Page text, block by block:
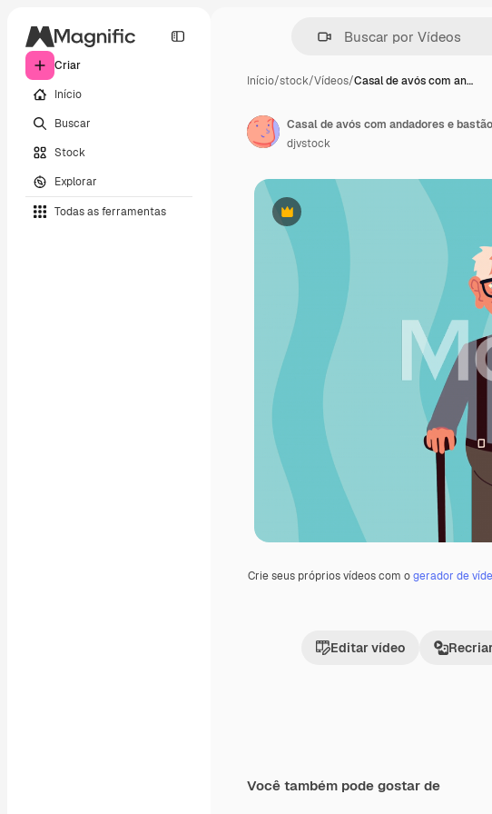
Criar
Início
Buscar
Stock
Explorar
Todas as ferramentas
Início/stock/Vídeos/Casal de avós com an…
Premium
Crie seus próprios vídeos com ogerador de
Editar vídeo
Casal de avós com andadores e bastão
djvstock
Você também pode gostar de